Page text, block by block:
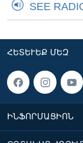
SEE
ՀԵՏԵՒԵՔ ՄԵԶ
ԻՆՖՈՐՄԱՑԻՈՆ